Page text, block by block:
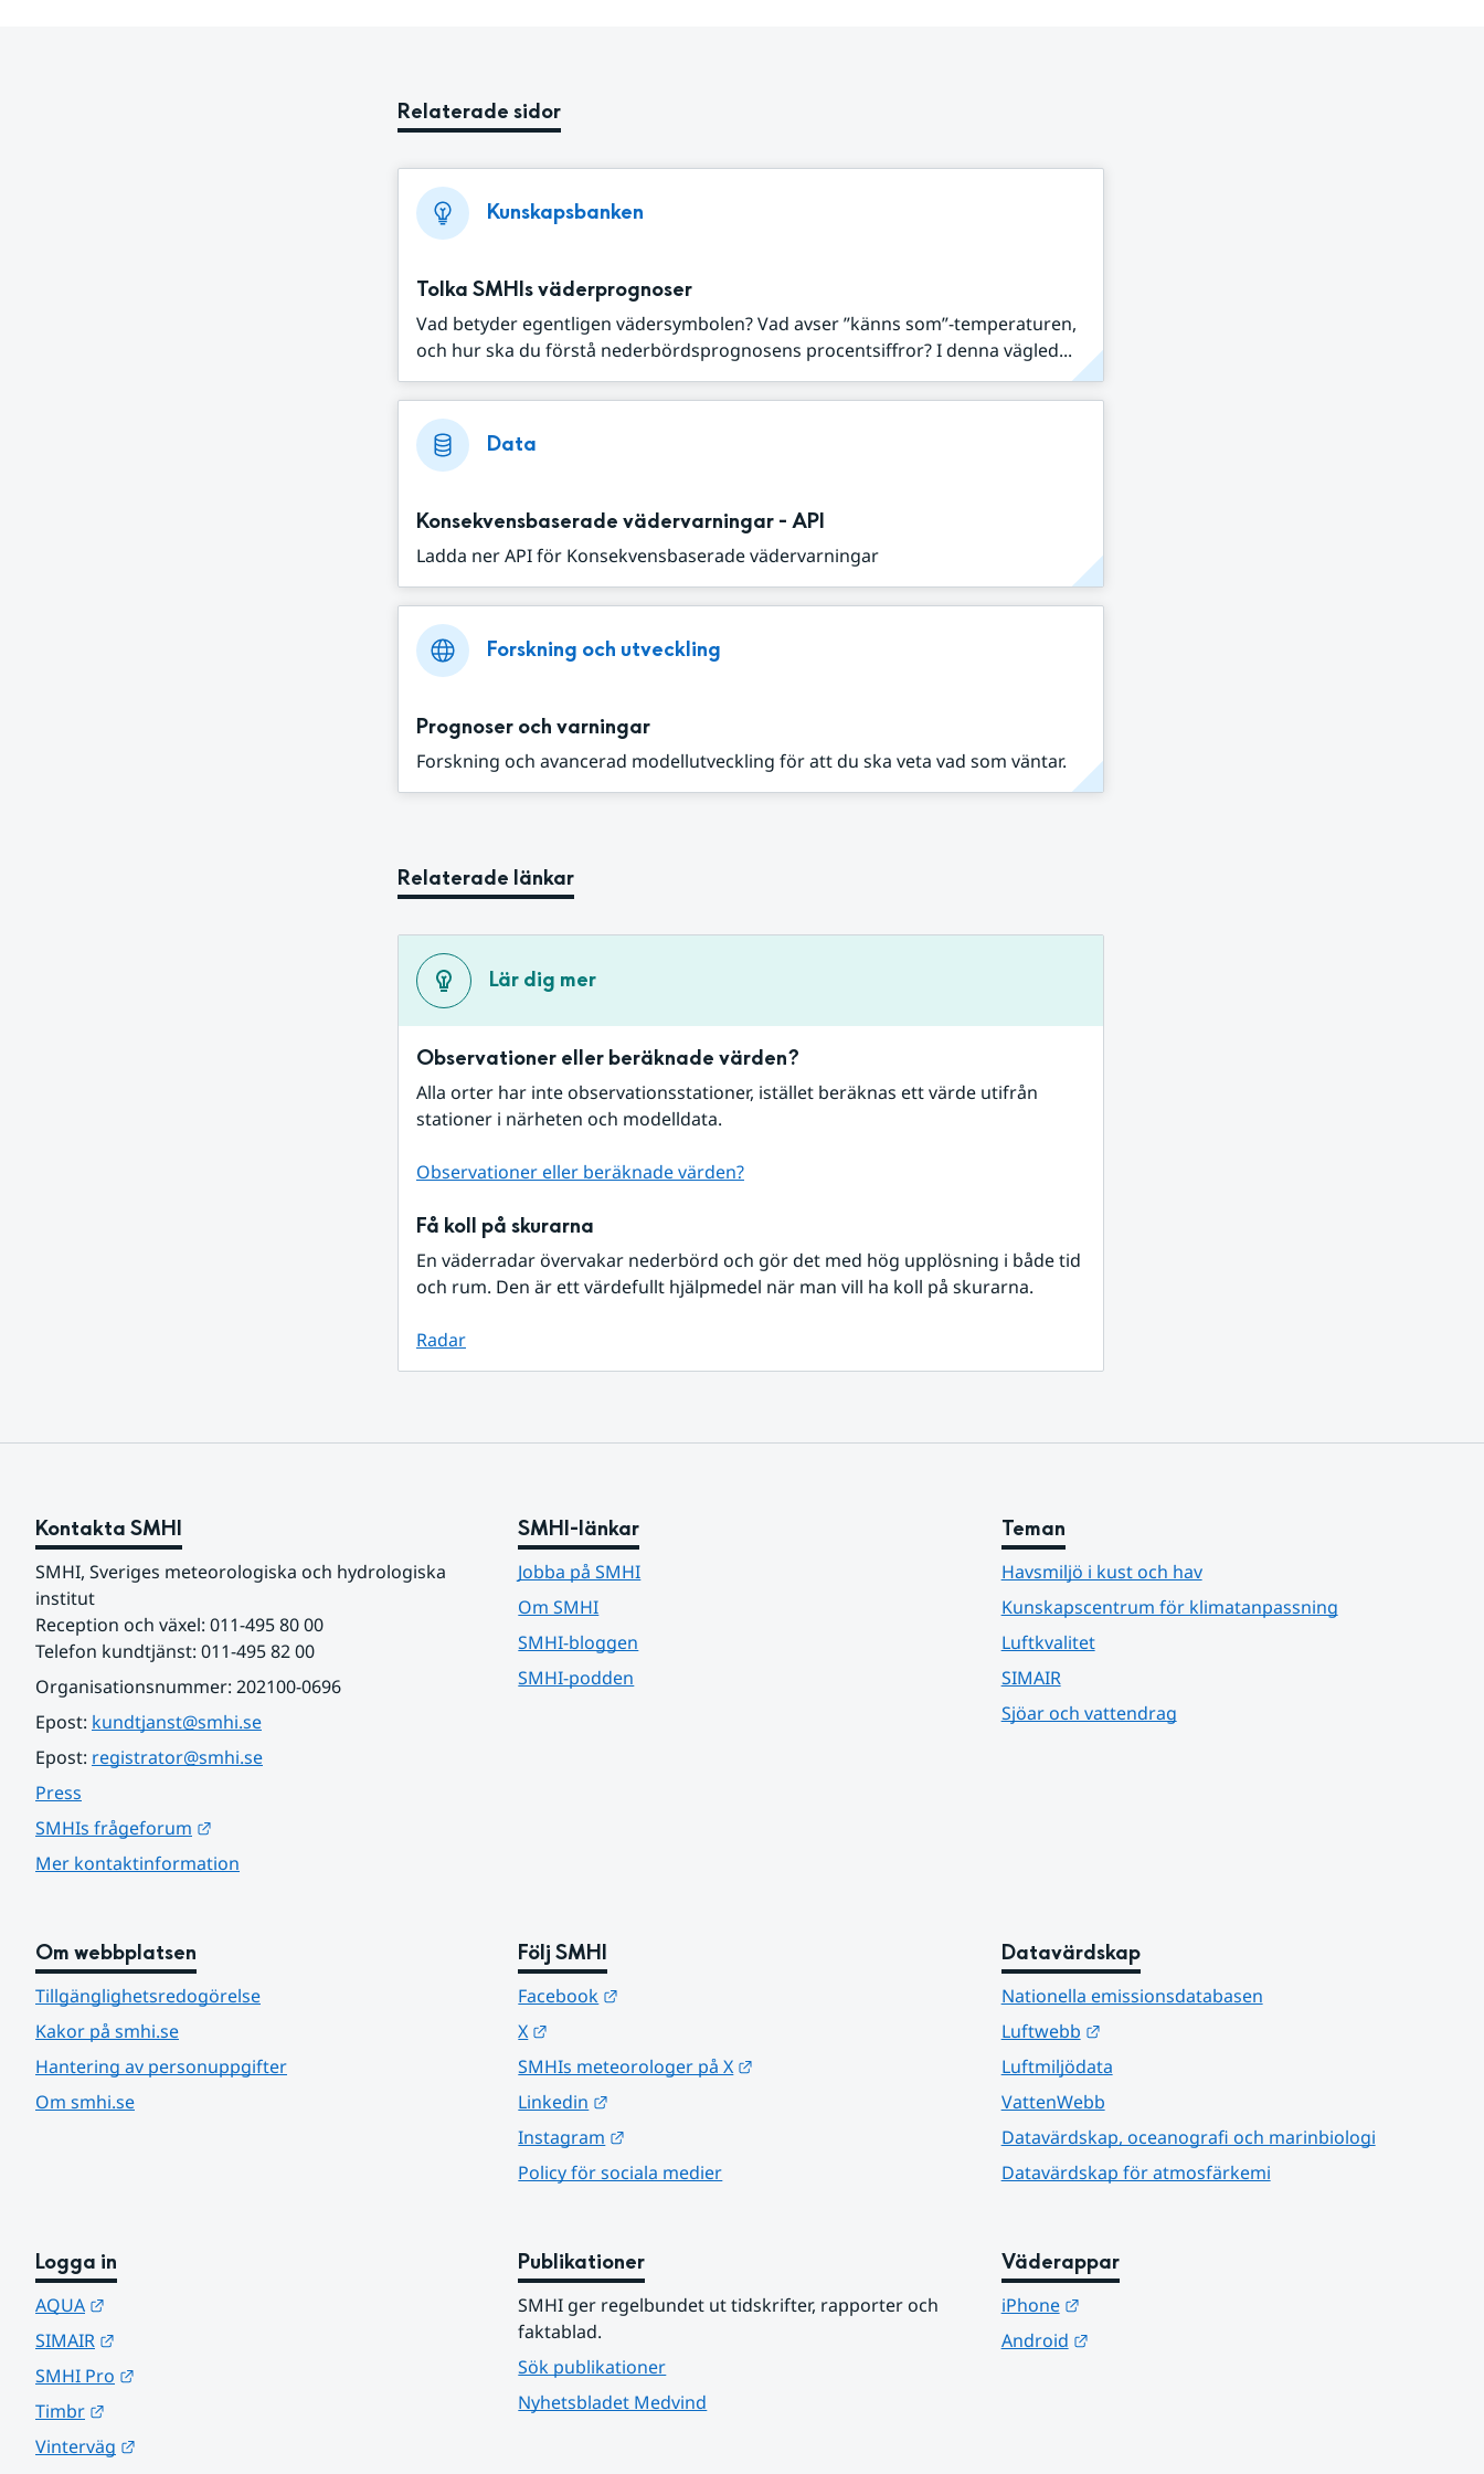
Relaterade sidor
Kunskapsbanken
Tolka SMHIs väderprognoser
Vad betyder egentligen vädersymbolen? Vad avser ”känns som”-temperaturen,
och hur ska du förstå nederbördsprognosens procentsiffror? I denna vägled...
Data
Konsekvensbaserade vädervarningar - API
Ladda ner API för Konsekvensbaserade vädervarningar
Forskning och utveckling
Prognoser och varningar
Forskning och avancerad modellutveckling för att du ska veta vad som väntar.
Relaterade länkar
Lär dig mer
Observationer eller beräknade värden?
Alla orter har inte observationsstationer, istället beräknas ett värde utifrån
stationer i närheten och modelldata.
Observationer eller beräknade värden?
Få koll på skurarna
En väderradar övervakar nederbörd och gör det med hög upplösning i både tid
och rum. Den är ett värdefullt hjälpmedel när man vill ha koll på skurarna.
Radar
Kontakta SMHI
SMHI, Sveriges meteorologiska och hydrologiska
institut
Reception och växel: 011-495 80 00
Telefon kundtjänst: 011-495 82 00
Organisationsnummer: 202100-0696
Epost: kundtjanst@smhi.se
Epost: registrator@smhi.se
Press
SMHIs frågeforum
Mer kontaktinformation
SMHI-länkar
Jobba på SMHI
Om SMHI
SMHI-bloggen
SMHI-podden
Teman
Havsmiljö i kust och hav
Kunskapscentrum för klimatanpassning
Luftkvalitet
SIMAIR
Sjöar och vattendrag
Om webbplatsen
Tillgänglighetsredogörelse
Kakor på smhi.se
Hantering av personuppgifter
Om smhi.se
Följ SMHI
Facebook
X
SMHIs meteorologer på X
Linkedin
Instagram
Policy för sociala medier
Datavärdskap
Nationella emissionsdatabasen
Luftwebb
Länk till annan webbplats.
Luftmiljödata
VattenWebb
Datavärdskap, oceanografi och marinbiologi
Datavärdskap för atmosfärkemi
Logga in
AQUA
SIMAIR
SMHI Pro
Timbr
Vinterväg
Publikationer
SMHI ger regelbundet ut tidskrifter, rapporter och
faktablad.
Sök publikationer
Nyhetsbladet Medvind
Väderappar
iPhone
Länk till annan webbplats.
Android
Länk till annan webbplats.